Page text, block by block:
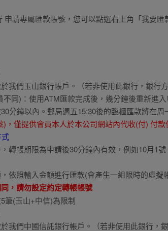
申請專屬匯款帳號，您可以點選右上角「我要
我們玉山銀行帳戶。（若非使用此銀行，銀行
不同)：使用ATM匯款完成後，幾分鐘後重新進
分鐘以內。郵局週五15:30後的臨櫃匯款將在周
，僅提供會員本人於本公司網站內代收(付) 付款
轉帳期限為申請後30分鐘內有效，例如10月1
依照輸入金額進行匯款(會產生一組限時的虛擬
，請勿設定約定轉帳帳號
筆(玉山+中信)為限制
我們中國信託銀行帳戶。（若非使用此銀行，